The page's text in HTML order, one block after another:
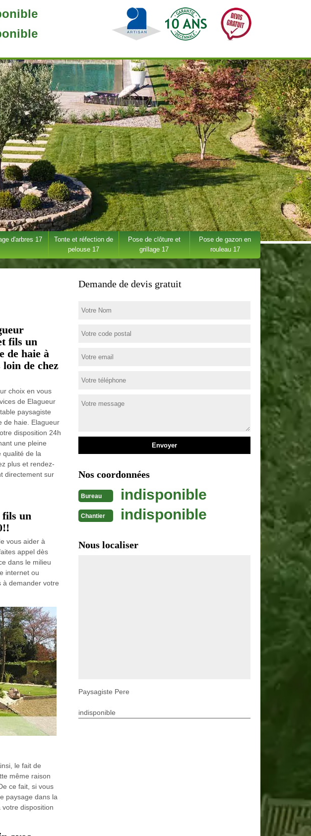
d'arbres 17
Tonte et réfection de
pelouse 17
Pose de clôture et
grillage 17
Pose de gazon en
rouleau 17
fils un
de haie à
loin de chez
choix en vous
de Elagueur
paysagiste
de haie. Elagueur
disposition 24h
une pleine
qualité de la
plus et rendez-
directement sur
fils un
vous aider à
appel dès
dans le milieu
internet ou
à demander votre
le fait de
même raison
ce fait, si vous
paysage dans la
votre disposition
Demande de devis gratuit
Nos coordonnées
Bureau indisponible
Chantier indisponible
Nous localiser
Paysagiste Pere
indisponible